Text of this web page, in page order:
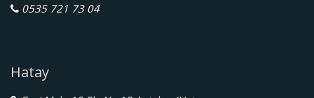
0535 721 73 04
Hatay